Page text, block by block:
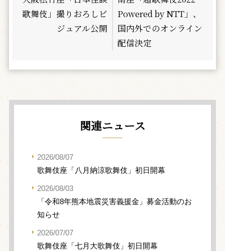
歌舞伎」撮りおろしビ
ジュアル公開
Powered by NTT」、
国内外でのオンライン
配信決定
関連ニュース
2026/08/07
歌舞伎座「八月納涼歌舞伎」初日開幕
2026/08/03
「令和8年熊本地震災害義援金」募金活動のお
知らせ
2026/07/07
歌舞伎座「七月大歌舞伎」初日開幕